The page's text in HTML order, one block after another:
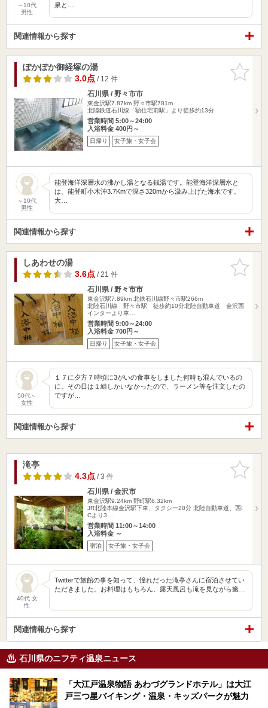
～10代
男性
泉と…
関連情報から探す
お気に入
りに追加
ぽかぽか御経塚の湯
3.0点/ 12 件
石川県 / 野々市市
東金沢駅7.87km 野々市駅781m
北陸鉄道石川線「額住宅前駅」より徒歩約13分
営業時間 5:00～24:00
入浴料金 400円～
日帰り 女子旅・女子会
～10代
男性
能登海洋深層水の沸かし湯となる銭湯です。能登海洋深層水と
は、能登町小木沖3.7Kmで深さ320mから汲み上げた海水です。
大…
関連情報から探す
お気に入
りに追加
しあわせの湯
3.6点/ 21 件
石川県 / 野々市市
東金沢駅7.89km 北鉄石川線野々市駅266m
北陸石川線 野々市駅 徒歩約10分北陸自動車道 金沢西
インターより車…
営業時間 9:00～24:00
入浴料金 700円～
日帰り 女子旅・女子会
50代～
女性
１７に夕方７時頃に3がいの食事をしました何時も混んでいるの
に。その日は１組しかいなかったので、ラーメン等を注文したの
ですが…
関連情報から探す
お気に入
りに追加
滝亭
4.3点/ 3 件
石川県 / 金沢市
東金沢駅9.24km 野町駅6.32km
JR北陸本線金沢駅下車、タクシー20分 北陸自動車道、西I
Cより3…
営業時間 11:00～14:00
入浴料金 ～
宿泊 女子旅・女子会
40代 女
性
Twitterで旅館の事を知って、憧れだった滝亭さんに宿泊させてい
ただきました。お料理はもちろん、露天風呂も滝を見ながら癒…
関連情報から探す
石川県のニフティ温泉ニュース
「大江戸温泉物語 あわづグランドホテル」は大江
戸三つ星バイキング・温泉・キッズパークが魅力